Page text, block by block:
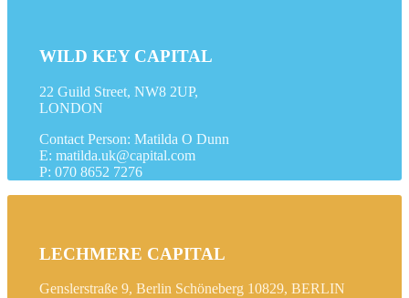
WILD KEY CAPITAL
22 Guild Street, NW8 2UP,
LONDON
Contact Person: Matilda O Dunn
E: matilda.uk@capital.com
P: 070 8652 7276
LECHMERE CAPITAL
Genslerstraße 9, Berlin Schöneberg 10829, BERLIN